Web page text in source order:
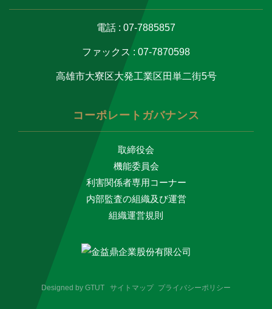
電話 : 07-7885857
ファックス : 07-7870598
高雄市大寮区大発工業区田単二街5号
コーポレートガバナンス
取締役会
機能委員会
利害関係者専用コーナー
内部監査の組織及び運営
組織運営規則
Designed by GTUT サイトマップ プライバシーポリシー